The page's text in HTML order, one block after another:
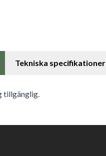
Tekniska specifikationer
tillgänglig.